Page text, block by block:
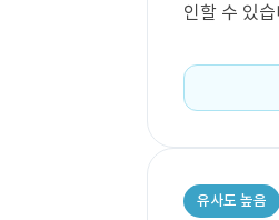
인할 수 있
유사도 높음